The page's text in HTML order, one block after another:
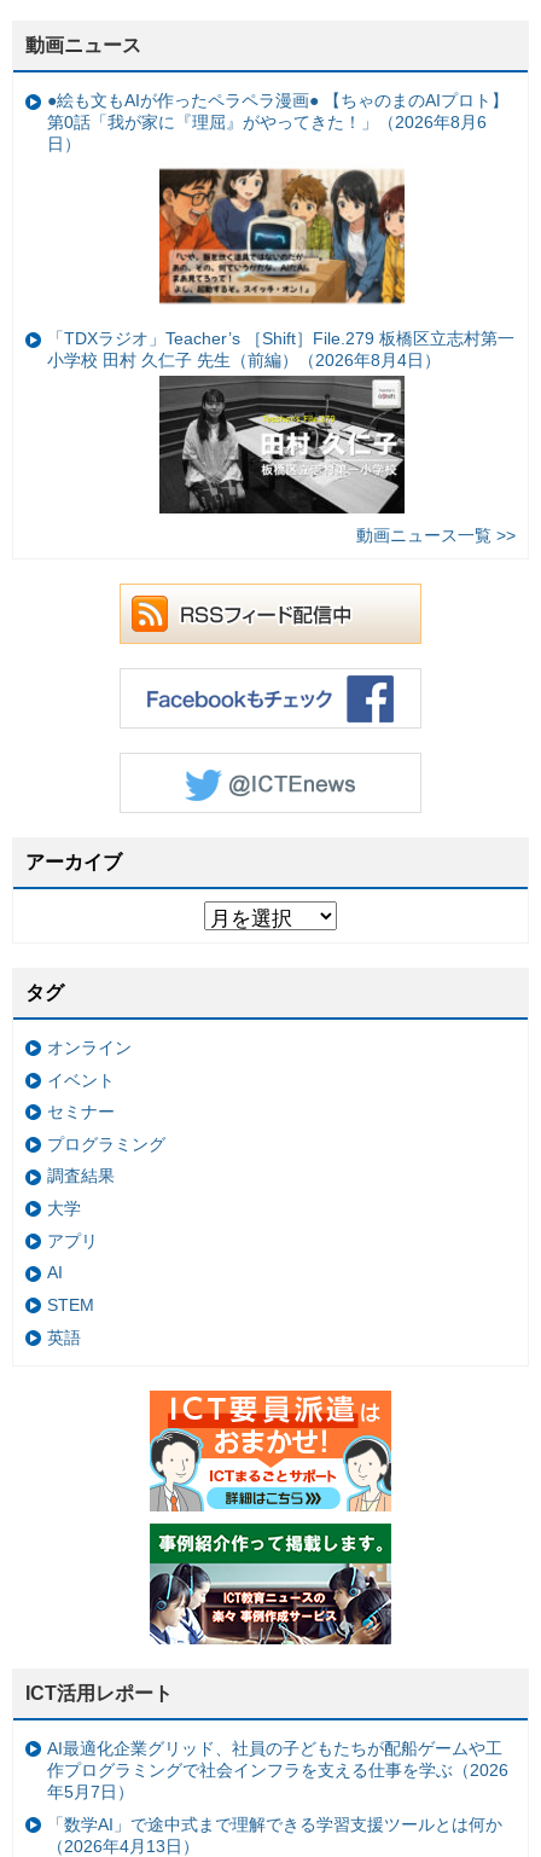
動画ニュース
●絵も文もAIが作ったペラペラ漫画● 【ちゃのまのAIプロト】
第0話「我が家に『理屈』がやってきた！」（2026年8月6
日）
「TDXラジオ」Teacher’s ［Shift］File.279 板橋区立志村第一
小学校 田村 久仁子 先生（前編）（2026年8月4日）
動画ニュース一覧 >>
アーカイブ
タグ
オンライン
イベント
セミナー
プログラミング
調査結果
大学
アプリ
AI
STEM
英語
ICT活用レポート
AI最適化企業グリッド、社員の子どもたちが配船ゲームや工
作プログラミングで社会インフラを支える仕事を学ぶ（2026
年5月7日）
「数学AI」で途中式まで理解できる学習支援ツールとは何か
（2026年4月13日）